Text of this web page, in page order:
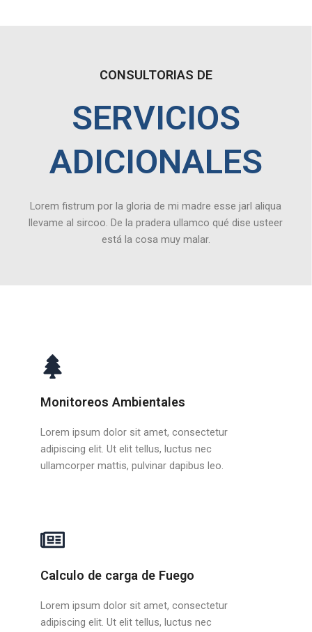
CONSULTORIAS DE
SERVICIOS
ADICIONALES
Lorem fistrum por la gloria de mi madre esse jarl aliqua
llevame al sircoo. De la pradera ullamco qué dise usteer
está la cosa muy malar.
Monitoreos Ambientales
Lorem ipsum dolor sit amet, consectetur
adipiscing elit. Ut elit tellus, luctus nec
ullamcorper mattis, pulvinar dapibus leo.
Calculo de carga de Fuego
Lorem ipsum dolor sit amet, consectetur
adipiscing elit. Ut elit tellus, luctus nec